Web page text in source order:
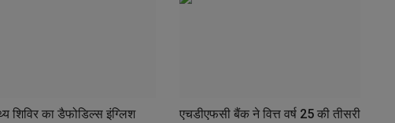
शिविर का डैफोडिल्स इंग्लिश
एचडीएफसी बैंक ने वित्त वर्ष 25 की तीसरी